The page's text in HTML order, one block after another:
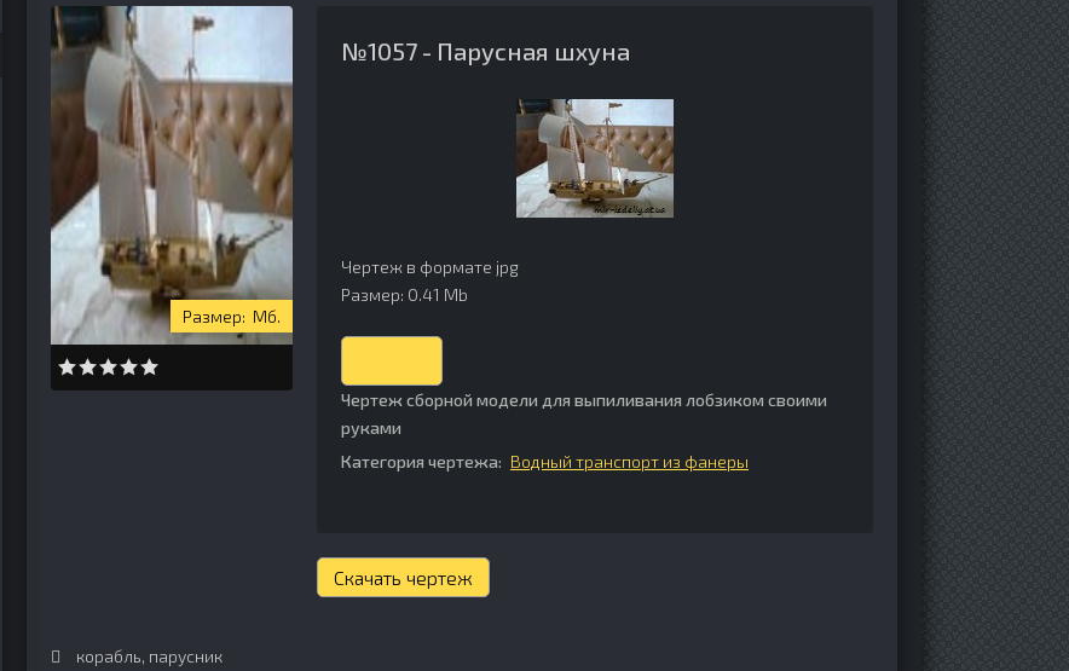
Мб.
№1057 - Парусная шхуна
Чертеж в формате jpg
Размер: 0.41 Mb
Чертеж сборной модели для выпиливания лобзиком своими
руками
Категория чертежа: Водный транспорт из фанеры
Скачать чертеж
корабль, парусник